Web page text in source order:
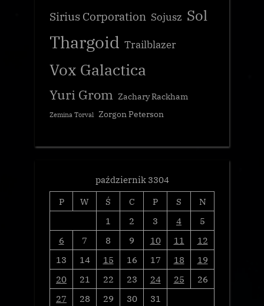
Sirius Corporation Sojusz Sol
Thargoid Trailblazer
Vox Galactica
Yuri Grom Zachary Rackham
Zemina Torval Zorgon Peterson
październik 3304
P
W Ś C P S
N
1
2 3 4
5
6
7 8 9 10 11
12
13
14 15 16 17 18
19
20
21 22 23 24 25
26
27
28 29 30 31